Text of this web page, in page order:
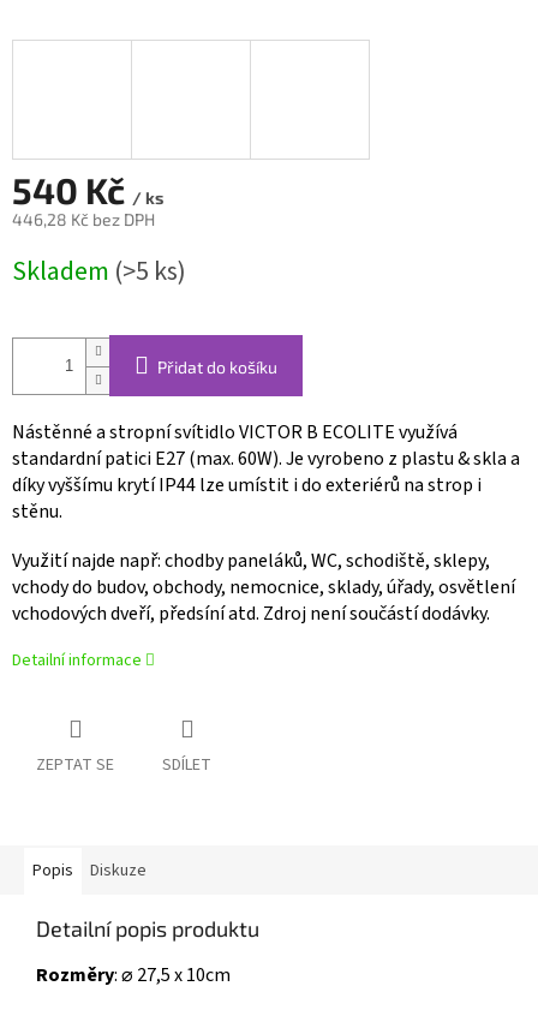
540 Kč / ks
446,28 Kč bez DPH
cena:
Skladem (>5 ks)
Přidat do košíku
Nástěnné a stropní svítidlo VICTOR B ECOLITE využívá
standardní patici E27 (max. 60W). Je vyrobeno z plastu & skla a
díky vyššímu krytí IP44 lze umístit i do exteriérů na strop i
stěnu.
Využití najde např: chodby paneláků, WC, schodiště, sklepy,
vchody do budov, obchody, nemocnice, sklady, úřady, osvětlení
vchodových dveří, předsíní atd. Zdroj není součástí dodávky.
Detailní informace
ZEPTAT SE SDÍLET
Popis Diskuze
Detailní popis produktu
Rozměry: ⌀ 27,5 x 10cm